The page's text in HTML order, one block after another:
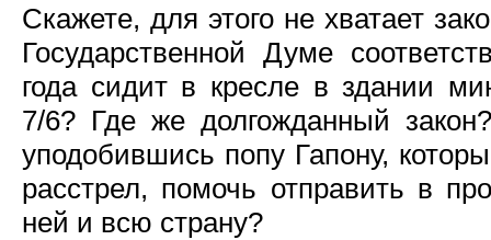
Скажете, для этого не хватает
Государственной Думе
года сидит в кресле в здании
7/6? Где же долгожданный
уподобившись попу Гапону,
расстрел, помочь отправить в
ней и всю страну?